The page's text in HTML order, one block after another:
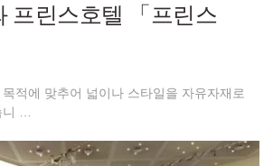
프린스호텔 「프린스
적에 맞추어 넓이나 스타일을 자유자재로
…